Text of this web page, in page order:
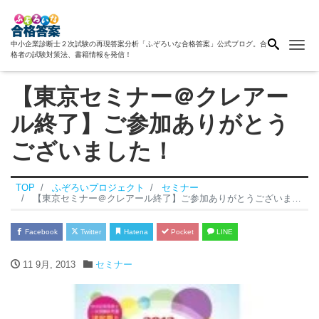
中小企業診断士２次試験の再現答案分析「ふぞろいな合格答案」公式ブログ。合
格者の試験対策法、書籍情報を発信！
【東京セミナー＠クレアー
ル終了】ご参加ありがとう
ございました！
TOP ふぞろいプロジェクト
セミナー
【東京セミナー＠クレアール終了】ご参加ありがとうございました！
Facebook Twitter Hatena Pocket LINE
11 9月, 2013 セミナー